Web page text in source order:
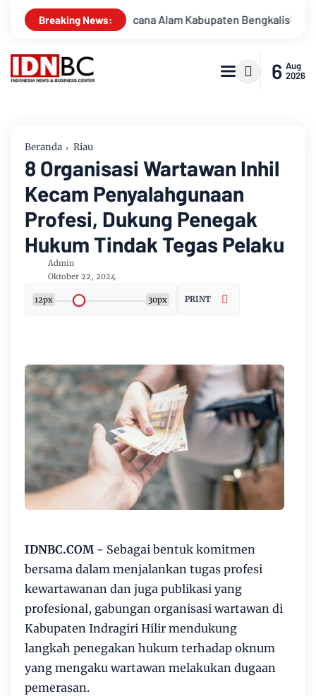
Breaking News:
Bencana Alam Kabupaten Bengkalis Percakapan
6 Aug
2026
Beranda Riau
8 Organisasi Wartawan Inhil
Kecam Penyalahgunaan
Profesi, Dukung Penegak
Hukum Tindak Tegas Pelaku
Admin
Oktober 22, 2024
12px 30px PRINT
IDNBC.COM- Sebagai bentuk komitmen
bersama dalam menjalankan tugas profesi
kewartawanan dan juga publikasi yang
profesional, gabungan organisasi wartawan di
Kabupaten Indragiri Hilir mendukung
langkah penegakan hukum terhadap oknum
yang mengaku wartawan melakukan dugaan
pemerasan.